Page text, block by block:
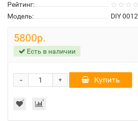
Рейтинг:
Модель:
DIY 0012
5800р.
Есть в наличии
+
- Купить